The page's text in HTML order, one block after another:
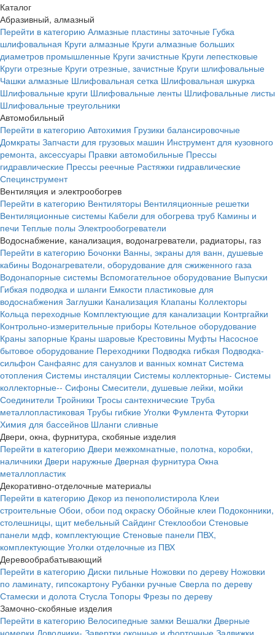
Каталог
Абразивный, алмазный
Перейти в категорию Алмазные пластины заточные Губка
шлифовальная Круги алмазные Круги алмазные больших
диаметров промышленные Круги зачистные Круги лепестковые
Круги отрезные Круги отрезные, зачистные Круги шлифовальные
Чашки алмазные Шлифовальная сетка Шлифовальная шкурка
Шлифовальные круги Шлифовальные ленты Шлифовальные листы
Шлифовальные треугольники
Автомобильный
Перейти в категорию Автохимия Грузики балансировочные
Домкраты Запчасти для грузовых машин Инструмент для кузовного
ремонта, аксессуары Правки автомобильные Прессы
гидравлические Прессы реечные Растяжки гидравлические
Специнструмент
Вентиляция и электрообогрев
Перейти в категорию Вентиляторы Вентиляционные решетки
Вентиляционные системы Кабели для обогрева труб Камины и
печи Теплые полы Электрообогреватели
Водоснабжение, канализация, водонагреватели, радиаторы, газ
Перейти в категорию Бочонки Ванны, экраны для ванн, душевые
кабины Водонагреватели, оборудование для сжиженного газа
Водонапорные системы Вспомогательное оборудование Выпуски
Гибкая подводка и шланги Емкости пластиковые для
водоснабжения Заглушки Канализация Клапаны Коллекторы
Кольца переходные Комплектующие для канализации Контргайки
Контрольно-измерительные приборы Котельное оборудование
Краны запорные Краны шаровые Крестовины Муфты Насосное
бытовое оборудование Переходники Подводка гибкая Подводка-
сильфон Санфаянс для санузлов и ванных комнат Система
отопления Системы инсталяции Системы коллекторные- Системы
коллекторные-- Сифоны Смесители, душевые лейки, мойки
Соединители Тройники Тросы сантехнические Труба
металлопластиковая Трубы гибкие Уголки Фумлента Футорки
Химия для бассейнов Шланги сливные
Двери, окна, фурнитура, скобяные изделия
Перейти в категорию Двери межкомнатные, полотна, коробки,
наличники Двери наружные Дверная фурнитура Окна
металлопластик
Декоративно-отделочные материалы
Перейти в категорию Декор из пенополистирола Клеи
строительные Обои, обои под окраску Обойные клеи Подоконники,
столешницы, щит мебельный Сайдинг Стеклообои Стеновые
панели мдф, комплектующие Стеновые панели ПВХ,
комплектующие Уголки отделочные из ПВХ
Деревообрабатывающий
Перейти в категорию Диски пильные Ножовки по дереву Ножовки
по ламинату, гипсокартону Рубанки ручные Сверла по дереву
Стамески и долота Стусла Топоры Фрезы по дереву
Замочно-скобяные изделия
Перейти в категорию Велосипедные замки Вешалки Дверные
номерки Доводчики- Завертки оконные и форточные Задвижки